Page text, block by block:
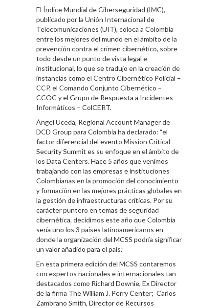
El Índice Mundial de Ciberseguridad (IMC),
publicado por la Unión Internacional de
Telecomunicaciones (UIT), coloca a Colombia
entre los mejores del mundo en el ámbito de la
prevención contra el crimen cibernético, sobre
todo desde un punto de vista legal e
institucional, lo que se tradujo en la creación de
instancias como el Centro Cibernético Policial –
CCP, el Comando Conjunto Cibernético –
CCOC y el Grupo de Respuesta a Incidentes
Informáticos – ColCERT.
Ángel Uceda, Regional Account Manager de
DCD Group para Colombia ha declarado: “el
factor diferencial del evento Mission Critical
Security Summit es su enfoque en el ámbito de
los Data Centers. Hace 5 años que venimos
trabajando con las empresas e instituciones
Colombianas en la promoción del conocimiento
y formación en las mejores prácticas globales en
la gestión de infraestructuras críticas. Por su
carácter puntero en temas de seguridad
cibernética, decidimos este año que Colombia
sería uno los 3 países latinoamericanos en
donde la organización del MCSS podría significar
un valor añadido para el país.”
En esta primera edición del MCSS contaremos
con expertos nacionales e internacionales tan
destacados como Richard Downie, Ex Director
de la firma The William J. Perry Center; Carlos
Zambrano Smith, Director de Recursos